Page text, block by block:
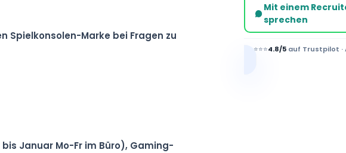
Spielkonsolen-Marke bei Fragen zu
Januar Mo-Fr im Büro), Gaming-
Mit einem
sprechen
⭐⭐⭐⭐⭐4.8/5 auf Trustpilot